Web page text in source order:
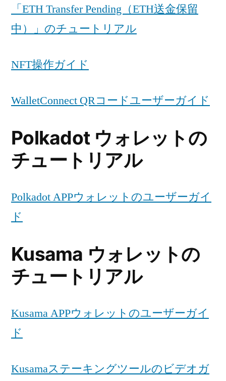
「ETH Transfer Pending（ETH送金保留
中）」のチュートリアル
NFT操作ガイド
WalletConnect QRコードユーザーガイド
Polkadot ウォレットの
チュートリアル
Polkadot APPウォレットのユーザーガイ
ド
Kusama ウォレットの
チュートリアル
Kusama APPウォレットのユーザーガイ
ド
Kusamaステーキングツールのビデオガ